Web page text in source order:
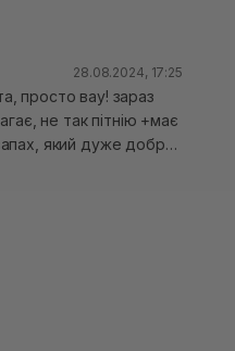
28.08.2024, 17:25
просто вау! зараз
не так пітнію +має
який дуже добре
парфуми, то буде
дуже сподобався,